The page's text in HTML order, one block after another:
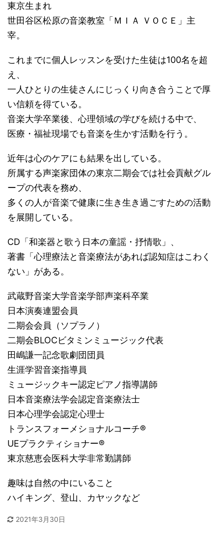
東京生まれ
世田谷区松原の音楽教室「ＭＩＡ ＶＯＣＥ」主
宰。
これまでに個人レッスンを受けた生徒は100名を超
え、
一人ひとりの生徒さんにじっくり向き合うことで厚
い信頼を得ている。
音楽大学卒業後、心理領域の学びを続ける中で、
医療・福祉現場でも音楽を生かす活動を行う。
近年は心のケアにも結果を出している。
所属する声楽家団体の東京二期会では社会貢献グル
ープの代表を務め、
多くの人が音楽で健康に生き生き過ごすための活動
を展開している。
CD「和楽器と歌う日本の童謡・抒情歌」、
著書「心理療法と音楽療法があれば認知症はこわく
ない」がある。
武蔵野音楽大学音楽学部声楽科卒業
日本演奏連盟会員
二期会会員（ソプラノ）
二期会BLOCビタミンミュージック代表
田嶋謙一記念歌劇団団員
生涯学習音楽指導員
ミュージックキー認定ピアノ指導講師
日本音楽療法学会認定音楽療法士
日本心理学会認定心理士
トランスフォーメショナルコーチ®
UEプラクティショナー®
東京慈恵会医科大学非常勤講師
趣味は自然の中にいること
ハイキング、登山、カヤックなど
2021年3月30日